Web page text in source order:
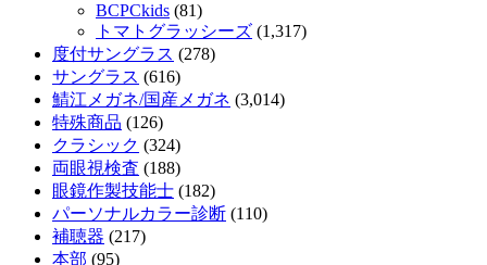
BCPCkids (81)
トマトグラッシーズ (1,317)
度付サングラス (278)
サングラス (616)
鯖江メガネ/国産メガネ (3,014)
特殊商品 (126)
クラシック (324)
両眼視検査 (188)
眼鏡作製技能士 (182)
パーソナルカラー診断 (110)
補聴器 (217)
本部 (95)